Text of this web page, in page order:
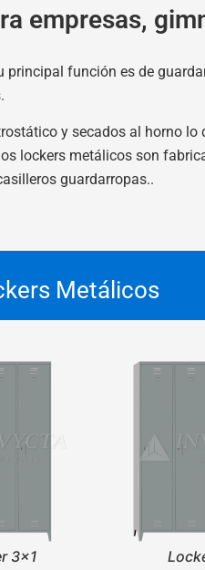
empresas,
función es de
y secados al horno
lockers metálicos son
guardarropas..
Metálicos
3x1